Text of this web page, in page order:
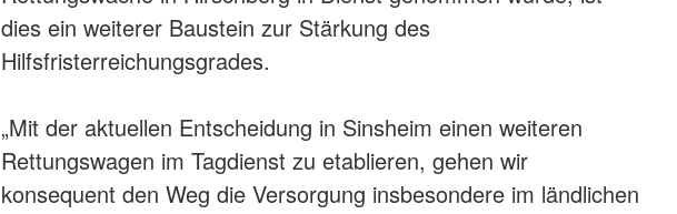
dies ein weiterer Baustein zur Stärkung des
Hilfsfristerreichungsgrades.
„Mit der aktuellen Entscheidung in Sinsheim einen weiteren
Rettungswagen im Tagdienst zu etablieren, gehen wir
konsequent den Weg die Versorgung insbesondere im ländlichen